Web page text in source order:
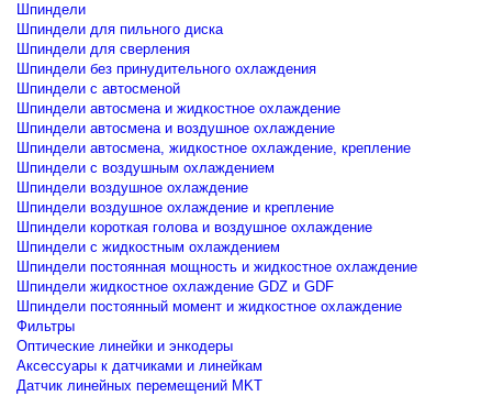
Шпиндели
Шпиндели для пильного диска
Шпиндели для сверления
Шпиндели без принудительного охлаждения
Шпиндели с автосменой
Шпиндели автосмена и жидкостное охлаждение
Шпиндели автосмена и воздушное охлаждение
Шпиндели автосмена, жидкостное охлаждение, крепление
Шпиндели с воздушным охлаждением
Шпиндели воздушное охлаждение
Шпиндели воздушное охлаждение и крепление
Шпиндели короткая голова и воздушное охлаждение
Шпиндели с жидкостным охлаждением
Шпиндели постоянная мощность и жидкостное охлаждение
Шпиндели жидкостное охлаждение GDZ и GDF
Шпиндели постоянный момент и жидкостное охлаждение
Фильтры
Оптические линейки и энкодеры
Аксессуары к датчиками и линейкам
Датчик линейных перемещений MKT